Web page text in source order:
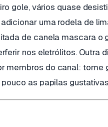
gole, vários quase
uma rodela de
de canela mascara o
nos eletrólitos. Outra
membros do canal: tome
as papilas